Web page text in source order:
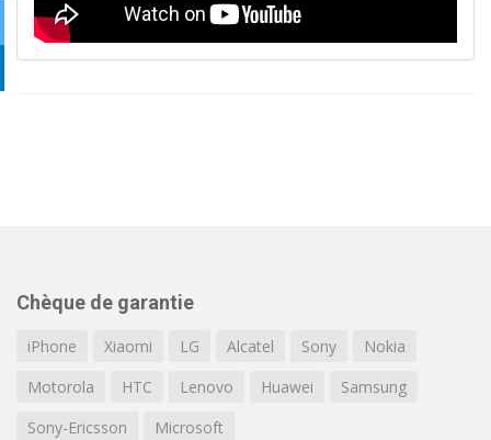
Chèque de garantie
iPhone Xiaomi LG Alcatel Sony
Nokia
Motorola
HTC Lenovo Huawei
Samsung
Sony-Ericsson
Microsoft